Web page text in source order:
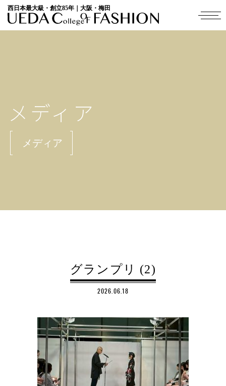
西日本最大級・創立85年｜大阪・梅田
メディア
メディア
グランプリ (2)
2026.06.18